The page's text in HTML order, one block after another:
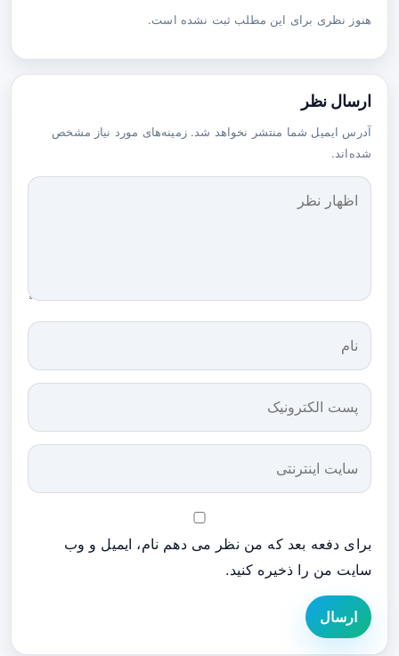
هنوز نظری برای این مطلب ثبت نشده است.
ارسال نظر
آدرس ایمیل شما منتشر نخواهد شد. زمینه‌های مورد نیاز مشخص
شده‌اند.
برای دفعه بعد که من نظر می دهم نام، ایمیل و وب
سایت من را ذخیره کنید.
ارسال